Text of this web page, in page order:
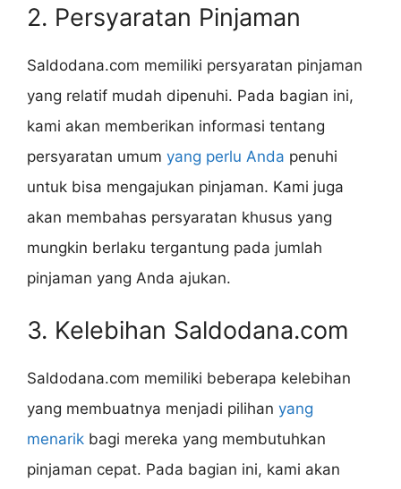
2. Persyaratan Pinjaman
Saldodana.com memiliki persyaratan pinjaman
yang relatif mudah dipenuhi. Pada bagian ini,
kami akan memberikan informasi tentang
persyaratan umum yang perlu Anda penuhi
untuk bisa mengajukan pinjaman. Kami juga
akan membahas persyaratan khusus yang
mungkin berlaku tergantung pada jumlah
pinjaman yang Anda ajukan.
3. Kelebihan Saldodana.com
Saldodana.com memiliki beberapa kelebihan
yang membuatnya menjadi pilihan yang
menarik bagi mereka yang membutuhkan
pinjaman cepat. Pada bagian ini, kami akan